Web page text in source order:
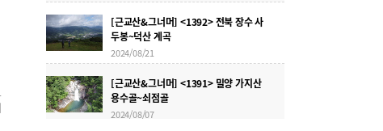
[근교산&그너머] <1392> 전북 장수 사
두봉~덕산 계곡
2024/08/21
[근교산&그너머] <1391> 밀양 가지산
용수골~쇠점골
2024/08/07